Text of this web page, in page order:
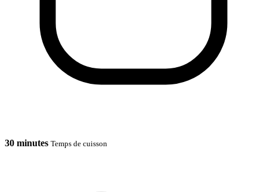
30 minutes Temps de cuisson